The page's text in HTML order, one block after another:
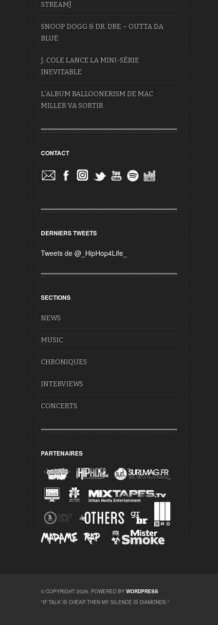
STREAM]
SNOOP DOGG & DR. DRE – OUTTA DA
BLUE
J. COLE LANCE LA MINI-SÉRIE
INEVITABLE
L’ALBUM BALLOONERISM DE MAC
MILLER VA SORTIR
CONTACT
DERNIERS TWEETS
Tweets de @_HipHop4Life_
SECTIONS
NEWS
MUSIC
CHRONIQUES
INTERVIEWS
CONCERTS
PARTENAIRES
© COPYRIGHT 2026. POWERED BY WORDPRESS
"IF TALK IS CHEAP THEN MY SILENCE IS DIAMONDS."